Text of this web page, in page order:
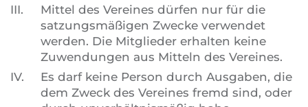
III.
Mittel des Vereines dürfen nur für die
satzungsmäßigen Zwecke verwendet
werden. Die Mitglieder erhalten keine
Zuwendungen aus Mitteln des Vereines.
IV.
Es darf keine Person durch Ausgaben, die
dem Zweck des Vereines fremd sind, oder